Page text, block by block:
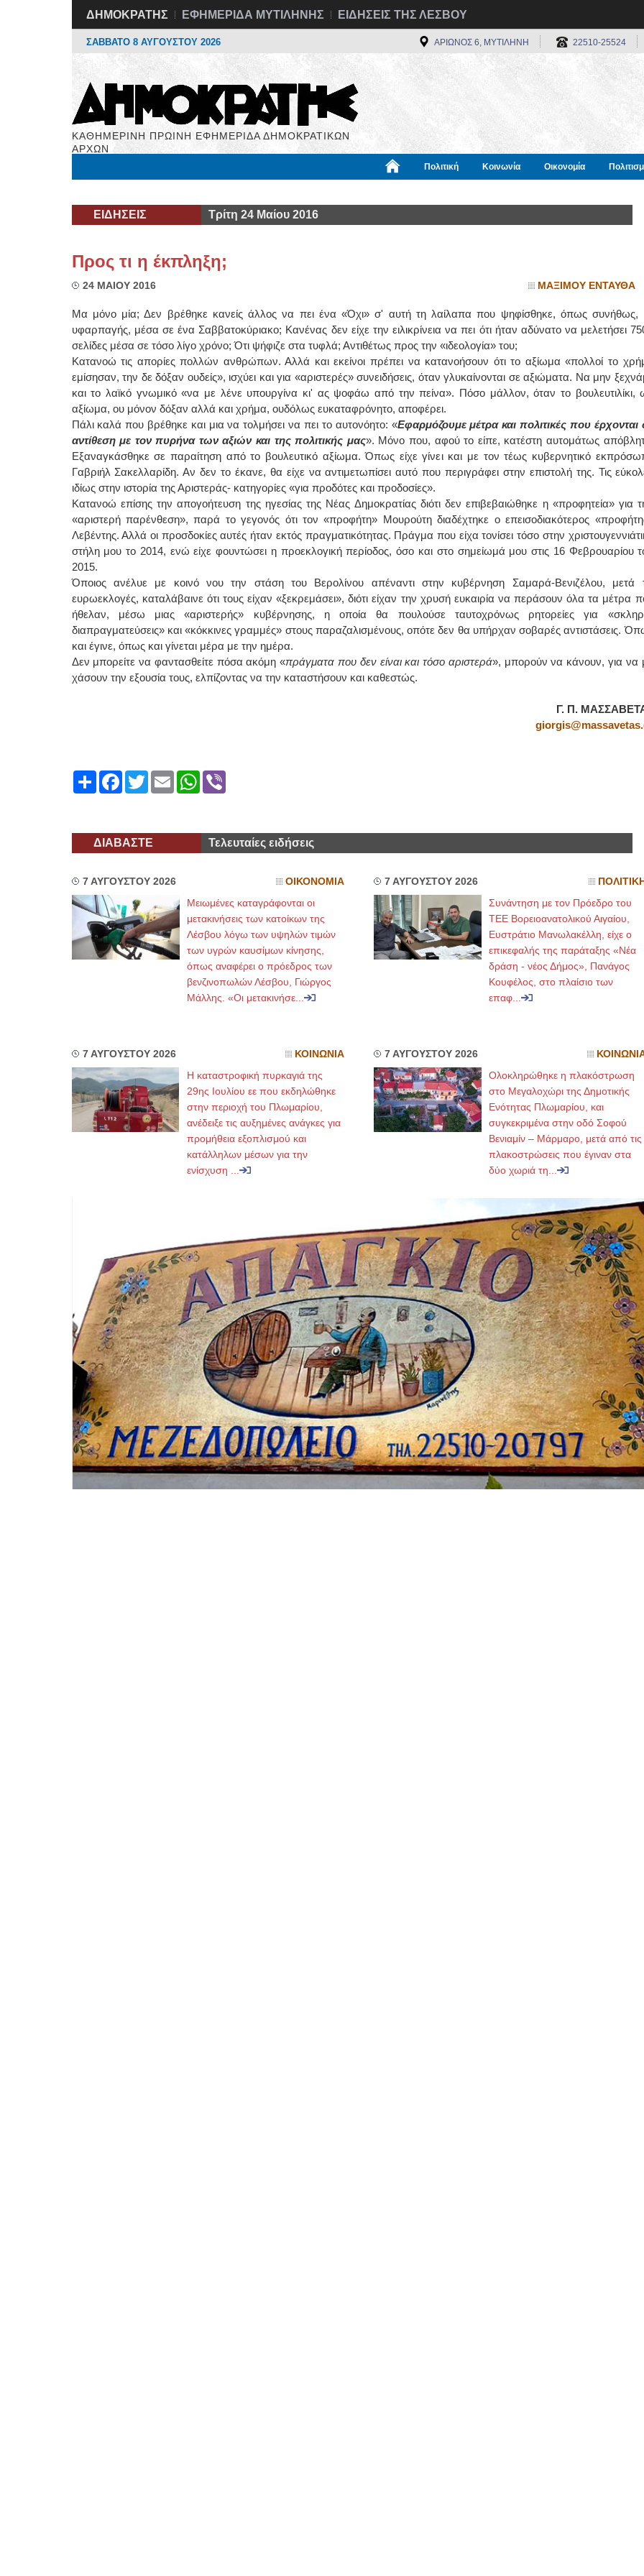
ΔΗΜΟΚΡΑΤΗΣ ΕΦΗΜΕΡΙΔΑ ΜΥΤΙΛΗΝΗΣ ΕΙΔΗΣΕΙΣ ΤΗΣ ΛΕΣΒΟΥ
ΣΑΒΒΑΤΟ 8 ΑΥΓΟΥΣΤΟΥ 2026 ΑΡΙΩΝΟΣ 6, ΜΥΤΙΛΗΝΗ 22510-25524
ΚΑΘΗΜΕΡΙΝΗ ΠΡΩΙΝΗ ΕΦΗΜΕΡΙΔΑ ΔΗΜΟΚΡΑΤΙΚΩΝ
ΑΡΧΩΝ
Πολιτική Κοινωνία Οικονομία
ΕΙΔΗΣΕΙΣ Τρίτη 24 Μαίου 2016
Προς τι η έκπληξη;
24 ΜΑΙΟΥ 2016 ΜΑΞΙΜΟΥ ΕΝΤΑΥΘΑ
Μα μόνο μία; Δεν βρέθηκε κανείς άλλος να πει ένα «Όχι» σ' αυτή τη λαίλαπα που ψηφίσθηκε, όπως συνήθως,
υφαρπαγής, μέσα σε ένα Σαββατοκύριακο; Κανένας δεν είχε την ειλικρίνεια να πει ότι ήταν αδύνατο να μελετήσει
σελίδες μέσα σε τόσο λίγο χρόνο; Ότι ψήφιζε στα τυφλά; Αντιθέτως προς την «ιδεολογία» του;
Κατανοώ τις απορίες πολλών ανθρώπων. Αλλά και εκείνοι πρέπει να κατανοήσουν ότι το αξίωμα «πολλοί το
εμίσησαν, την δε δόξαν ουδείς», ισχύει και για «αριστερές» συνειδήσεις, όταν γλυκαίνονται σε αξιώματα. Να μην
και το λαϊκό γνωμικό «να με λένε υπουργίνα κι' ας ψοφάω από την πείνα». Πόσο μάλλον, όταν το βουλευτιλίκι,
αξίωμα, ου μόνον δόξαν αλλά και χρήμα, ουδόλως ευκαταφρόνητο, αποφέρει.
Πάλι καλά που βρέθηκε και μια να τολμήσει να πει το αυτονόητο: «Εφαρμόζουμε μέτρα και πολιτικές που έρχονται
αντίθεση με τον πυρήνα των αξιών και της πολιτικής μας». Μόνο που, αφού το είπε, κατέστη αυτομάτως
Εξαναγκάσθηκε σε παραίτηση από το βουλευτικό αξίωμα. Όπως είχε γίνει και με τον τέως κυβερνητικό
Γαβριήλ Σακελλαρίδη. Αν δεν το έκανε, θα είχε να αντιμετωπίσει αυτό που περιγράφει στην επιστολή της. Τις
ιδίως στην ιστορία της Αριστεράς- κατηγορίες «για προδότες και προδοσίες».
Κατανοώ επίσης την απογοήτευση της ηγεσίας της Νέας Δημοκρατίας διότι δεν επιβεβαιώθηκε η «προφητεία» για
«αριστερή παρένθεση», παρά το γεγονός ότι τον «προφήτη» Μουρούτη διαδέχτηκε ο επεισοδιακότερος
Λεβέντης. Αλλά οι προσδοκίες αυτές ήταν εκτός πραγματικότητας. Πράγμα που είχα τονίσει τόσο στην
στήλη μου το 2014, ενώ είχε φουντώσει η προεκλογική περίοδος, όσο και στο σημείωμά μου στις 16 Φεβρουαρίου
2015.
Όποιος ανέλυε με κοινό νου την στάση του Βερολίνου απέναντι στην κυβέρνηση Σαμαρά-Βενιζέλου, μετά
ευρωεκλογές, καταλάβαινε ότι τους είχαν «ξεκρεμάσει», διότι είχαν την χρυσή ευκαιρία να περάσουν όλα τα μέτρα
ήθελαν, μέσω μιας «αριστερής» κυβέρνησης, η οποία θα πουλούσε ταυτοχρόνως ρητορείες για
διαπραγματεύσεις» και «κόκκινες γραμμές» στους παραζαλισμένους, οπότε δεν θα υπήρχαν σοβαρές αντιστάσεις.
και έγινε, όπως και γίνεται μέρα με την ημέρα.
Δεν μπορείτε να φαντασθείτε πόσα ακόμη «πράγματα που δεν είναι και τόσο αριστερά», μπορούν να κάνουν, για να
χάσουν την εξουσία τους, ελπίζοντας να την καταστήσουν και καθεστώς.
Γ. Π.
ShareFacebook
TwitterEmailWhatsApp
Viber
ΔΙΑΒΑΣΤΕ Τελευταίες ειδήσεις
7 ΑΥΓΟΥΣΤΟΥ 2026 ΟΙΚΟΝΟΜΙΑ
Μειωμένες καταγράφονται οι
μετακινήσεις των κατοίκων της
Λέσβου λόγω των υψηλών τιμών
των υγρών καυσίμων κίνησης,
όπως αναφέρει ο πρόεδρος των
βενζινοπωλών Λέσβου, Γιώργος
Μάλλης. «Οι μετακινήσε...
7 ΑΥΓΟΥΣΤΟΥ 2026 ΠΟΛΙΤΙΚΗ
Συνάντηση με τον Πρόεδρο του
ΤΕΕ Βορειοανατολικού Αιγαίου,
Ευστράτιο Μανωλακέλλη, είχε ο
επικεφαλής της παράταξης «Νέα
δράση - νέος Δήμος», Πανάγος
Κουφέλος, στο πλαίσιο των
επαφ...
7 ΑΥΓΟΥΣΤΟΥ 2026 ΚΟΙΝΩΝΙΑ
Η καταστροφική πυρκαγιά της
29ης Ιουλίου εε που εκδηλώθηκε
στην περιοχή του Πλωμαρίου,
ανέδειξε τις αυξημένες ανάγκες για
προμήθεια εξοπλισμού και
κατάλληλων μέσων για την
ενίσχυση ...
7 ΑΥΓΟΥΣΤΟΥ 2026
Ολοκληρώθηκε η πλακόστρωση
στο Μεγαλοχώρι της Δημοτικής
Ενότητας Πλωμαρίου, και
συγκεκριμένα στην οδό Σοφού
Βενιαμίν – Μάρμαρο, μετά από τις
πλακοστρώσεις που έγιναν στα
δύο χωριά τη...
ΟΦΘΑΛΜΙΑΤΡΟΣ
Διδάκτωρ Ιατρικής Σχολής
Πανεπιστημίου Αθηνών
Στρατιωτικός Ιατρός
Διπλωματούχος Ευρ.Ακαδημίας
2102467085 & 6938502258
email- elenboumpa@gmail.com